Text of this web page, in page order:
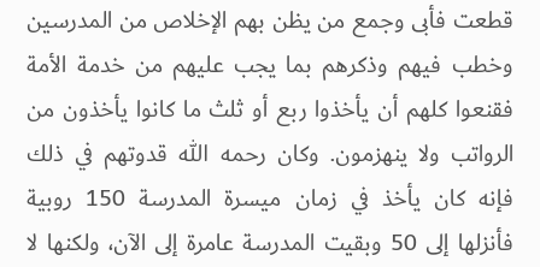
قطعت فأبى وجمع من يظن بهم الإخلاص من المدرسين
وخطب فيهم وذكرهم بما يجب عليهم من خدمة الأمة
فقنعوا كلهم أن يأخذوا ربع أو ثلث ما كانوا يأخذون من
الرواتب ولا ينهزمون. وكان رحمه الله قدوتهم في ذلك
فإنه كان يأخذ في زمان ميسرة المدرسة 150 روبية
فأنزلها إلى 50 وبقيت المدرسة عامرة إلى الآن، ولكنها لا